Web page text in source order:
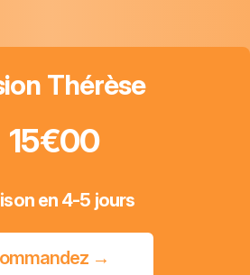
Thérèse
15€00
en 4-5 jours
→